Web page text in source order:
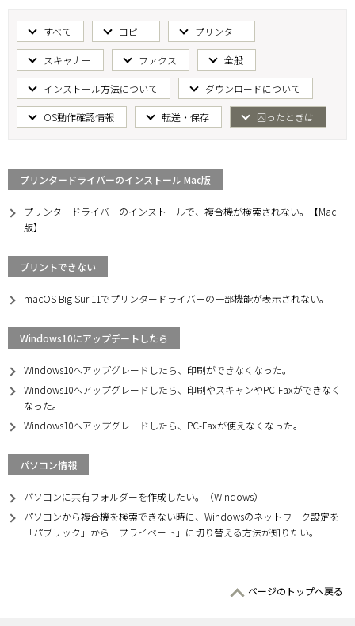
すべて コピー プリンター
スキャナー ファクス 全般
インストール方法について ダウンロードについて
OS動作確認情報 転送・保存 困ったときは
プリンタードライバーのインストール Mac版
プリンタードライバーのインストールで、複合機が検索されない。【Mac
版】
プリントできない
macOS Big Sur 11でプリンタードライバーの一部機能が表示されない。
Windows10にアップデートしたら
Windows10へアップグレードしたら、印刷ができなくなった。
Windows10へアップグレードしたら、印刷やスキャンやPC-Faxができなく
なった。
Windows10へアップグレードしたら、PC-Faxが使えなくなった。
パソコン情報
パソコンに共有フォルダーを作成したい。（Windows）
パソコンから複合機を検索できない時に、Windowsのネットワーク設定を
「パブリック」から「プライベート」に切り替える方法が知りたい。
ページのトップへ戻る